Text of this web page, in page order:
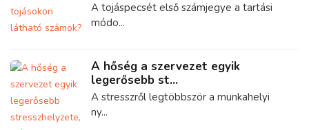
A tojáspecsét első számjegye a tartási
módo...
A hőség a szervezet egyik
legerősebb st...
A stresszről legtöbbször a munkahelyi
ny...